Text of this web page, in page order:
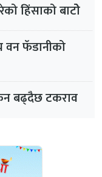
हिंसाको बाटोे
वन फँडानीको
बढ्दैछ टकराव